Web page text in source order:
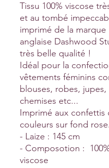
Tissu 100% viscose
et au tombé
imprimé de la marque
anglaise Dashwood
très belle qualité !
Idéal pour la
vêtements féminins
blouses, robes, jupes,
chemises etc...
Imprimé aux confettis
couleurs sur fond rose.
- Laize : 145 cm
- Composotion :
viscose